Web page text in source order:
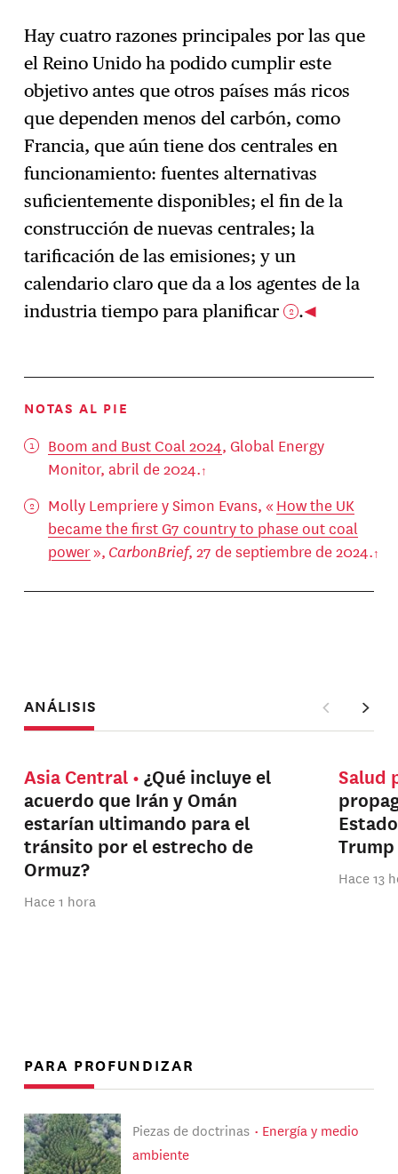
Hay cuatro razones principales por las que
el Reino Unido ha podido cumplir este
objetivo antes que otros países más ricos
que dependen menos del carbón, como
Francia, que aún tiene dos centrales en
funcionamiento: fuentes alternativas
suficientemente disponibles; el fin de la
construcción de nuevas centrales; la
tarificación de las emisiones; y un
calendario claro que da a los agentes de la
industria tiempo para planificar 2 .
NOTAS AL PIE
Boom and Bust Coal 2024, Global Energy
Monitor, abril de 2024.
Molly Lempriere y Simon Evans, « How the UK
became the first G7 country to phase out coal
power», CarbonBrief, 27 de septiembre de 2024.
ANÁLISIS
Asia Central
¿Qué incluye el
acuerdo que Irán y Omán
estarían ultimando para el
tránsito por el estrecho de
Ormuz?
Hace 1 hora
Salud
Trump
Hace 13
PARA PROFUNDIZAR
Piezas de doctrinas
Energía y medio
ambiente